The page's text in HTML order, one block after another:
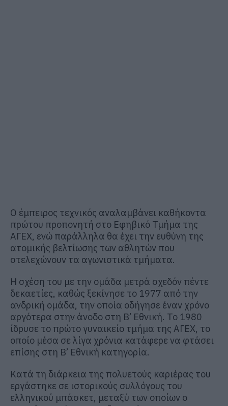
Ο έμπειρος τεχνικός αναλαμβάνει καθήκοντα
πρώτου προπονητή στο Εφηβικό Τμήμα της
ΑΓΕΧ, ενώ παράλληλα θα έχει την ευθύνη της
ατομικής βελτίωσης των αθλητών που
στελεχώνουν τα αγωνιστικά τμήματα.
Η σχέση του με την ομάδα μετρά σχεδόν πέντε
δεκαετίες, καθώς ξεκίνησε το 1977 από την
ανδρική ομάδα, την οποία οδήγησε έναν χρόνο
αργότερα στην άνοδο στη Β’ Εθνική. Το 1980
ίδρυσε το πρώτο γυναικείο τμήμα της ΑΓΕΧ, το
οποίο μέσα σε λίγα χρόνια κατάφερε να φτάσει
επίσης στη Β’ Εθνική κατηγορία.
Κατά τη διάρκεια της πολυετούς καριέρας του
εργάστηκε σε ιστορικούς συλλόγους του
ελληνικού μπάσκετ, μεταξύ των οποίων ο